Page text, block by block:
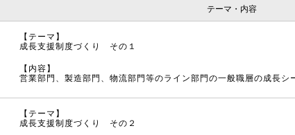
テーマ・内容
【テーマ】
成長支援制度づくり その１
【内容】
営業部門、製造部門、物流部門等のライン部門の一般職層の成長シ
【テーマ】
成長支援制度づくり その２